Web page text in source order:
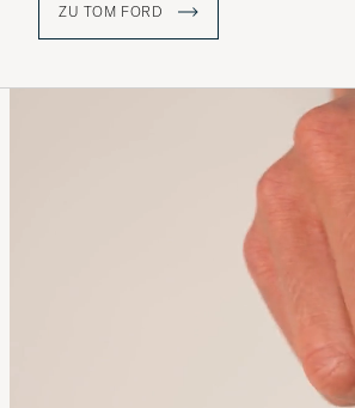
ZU TOM FORD